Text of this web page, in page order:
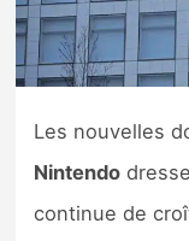
Tests
Previews
Les nouvelles
Nintendo
continue de